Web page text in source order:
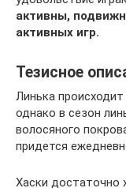
активны,
активных игр.
Тезисное
Линька
однако в сезон
волосяного
придется
Хаски достаточно